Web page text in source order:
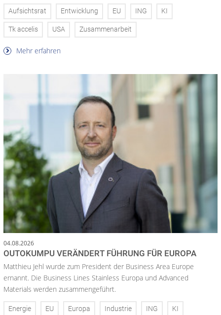
Aufsichtsrat Entwicklung EU ING KI
Tk accelis USA Zusammenarbeit
Mehr erfahren
04.08.2026
OUTOKUMPU VERÄNDERT FÜHRUNG FÜR EUROPA
Matthieu Jehl wurde zum President der Business Area Europe
ernannt. Die Business Lines Stainless Europa und Advanced
Materials werden zusammengeführt.
Energie EU Europa Industrie ING KI